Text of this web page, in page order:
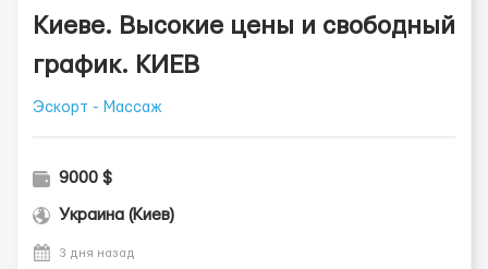
Киеве. Высокие цены и свободный
график. КИЕВ
Эскорт - Массаж
9000 $
Украина (Киев)
3 дня назад